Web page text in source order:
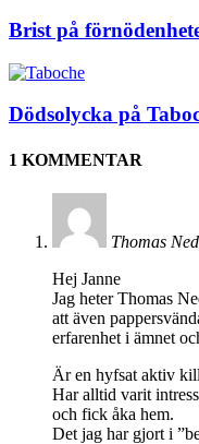
Brist på
Dödsolycka på
1 KOMMENTAR
Thomas
Hej Janne
Jag heter Thomas
att även
erfarenhet i ämnet
Är en hyfsat aktiv
Har alltid varit
och fick åka hem.
Det jag har gjort i